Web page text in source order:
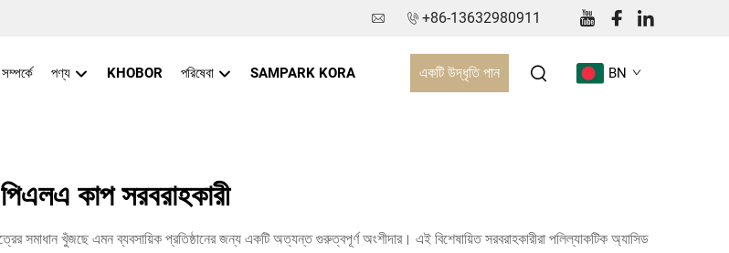
+86-13632980911
পণ্য KHOBOR পরিষেবা SAMPARK KORA একটি উদ্ধৃতি পান BN
পিএলএ কাপ সরবরাহকারী
সমাধান খুঁজছে এমন ব্যবসায়িক প্রতিষ্ঠানের জন্য একটি অত্যন্ত গুরুত্বপূর্ণ অংশীদার। এই বিশেষায়িত সরবরাহকারীরা পলিল্যাকটিক অ্যাসিড